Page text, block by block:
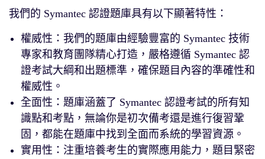
我們的 Symantec 認證題庫具有以下顯著特性：
權威性：我們的題庫由經驗豐富的 Symantec 技術
專家和教育團隊精心打造，嚴格遵循 Symantec 認
證考試大綱和出題標準，確保題目內容的準確性和
權威性。
全面性：題庫涵蓋了 Symantec 認證考試的所有知
識點和考點，無論你是初次備考還是進行復習鞏
固，都能在題庫中找到全面而系統的學習資源。
實用性：注重培養考生的實際應用能力，題目緊密